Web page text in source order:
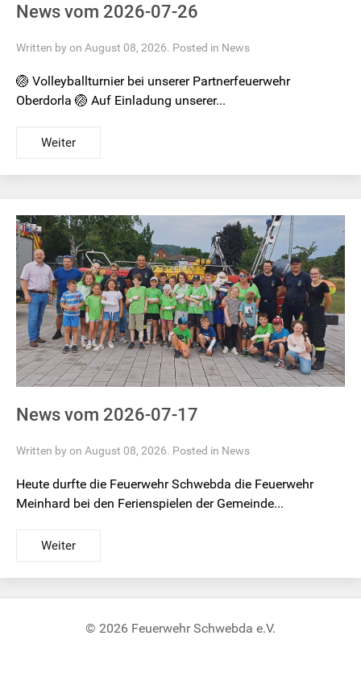
News vom 2026-07-26
Written by on August 08, 2026. Posted in News
🏐 Volleyballturnier bei unserer Partnerfeuerwehr
Oberdorla 🏐 Auf Einladung unserer...
Weiter
News vom 2026-07-17
Written by on August 08, 2026. Posted in News
Heute durfte die Feuerwehr Schwebda die Feuerwehr
Meinhard bei den Ferienspielen der Gemeinde...
Weiter
© 2026 Feuerwehr Schwebda e.V.